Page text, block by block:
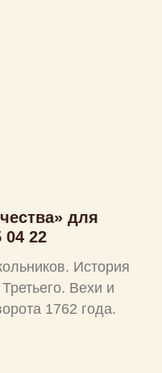
для
04 22
История
Вехи и
1762 года.